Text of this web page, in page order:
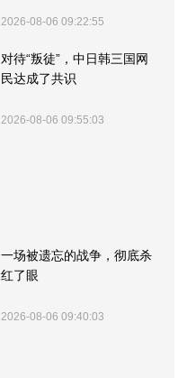
2026-08-06 09:22:55
对待“叛徒”，中日韩三国网
民达成了共识
2026-08-06 09:55:03
一场被遗忘的战争，彻底杀
红了眼
2026-08-06 09:40:03